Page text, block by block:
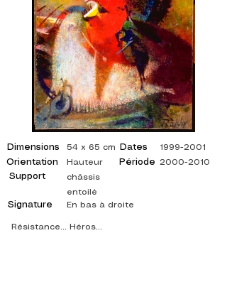
Dimensions
Orientation
Support
Signature
54 x 65 cm
Dates
Période
Hauteur
châssis
entoilé
En bas à droite
1999-2001
2000-2010
Résistance... Héros...